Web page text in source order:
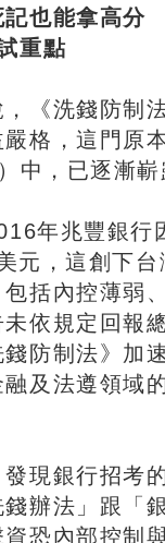
也能拿高分
重點
《洗錢防制
格，這門原
中，已逐漸嶄
年兆豐銀
元，這創下
括內控薄弱
依規定回報
防制法》加
融及法遵領域
現銀行招考
辦法」跟「
恐內部控制